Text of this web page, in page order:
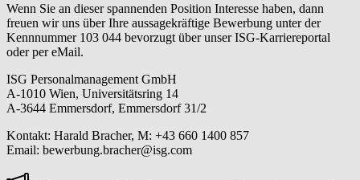
Wenn Sie an dieser spannenden Position Interesse haben, dann
freuen wir uns über Ihre aussagekräftige Bewerbung unter der
Kennnummer 103 044 bevorzugt über unser ISG-Karriereportal
oder per eMail.
ISG Personalmanagement GmbH
A-1010 Wien, Universitätsring 14
A-3644 Emmersdorf, Emmersdorf 31/2
Kontakt: Harald Bracher, M: +43 660 1400 857
Email: bewerbung.bracher@isg.com